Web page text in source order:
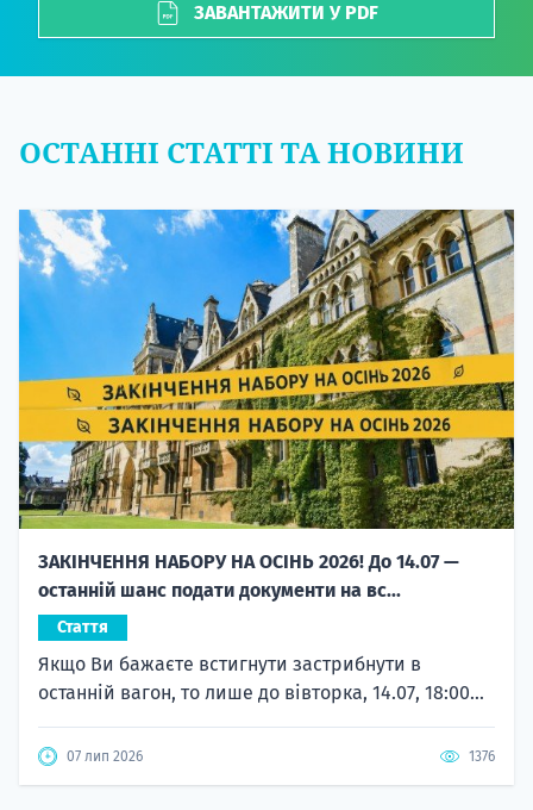
ЗАВАНТАЖИТИ У PDF
ОСТАННІ СТАТТІ ТА НОВИНИ
ЗАКІНЧЕННЯ НАБОРУ НА ОСІНЬ 2026! До 14.07 —
останній шанс подати документи на вс...
Стаття
Якщо Ви бажаєте встигнути застрибнути в
останній вагон, то лише до вівторка, 14.07, 18:00...
07 лип 2026 1376